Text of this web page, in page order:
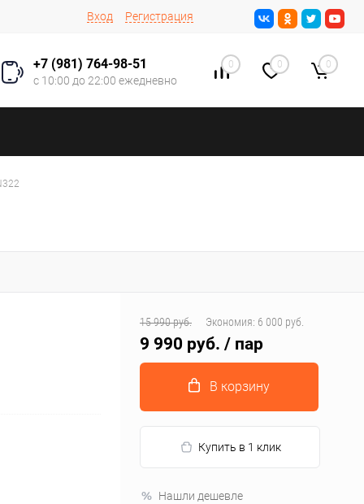
Вход Регистрация
+7 (981) 764-98-51
с 10:00 до 22:00 ежедневно
0 0 0
15 990 руб. Экономия: 6 000 руб.
9 990 руб. / пар
В корзину
Купить в 1 клик
Нашли дешевле